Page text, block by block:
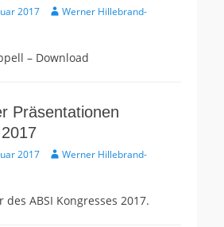
2017 AutorWerner Hillebrand-
– Download
Präsentationen
2017 AutorWerner Hillebrand-
ABSI Kongresses 2017.